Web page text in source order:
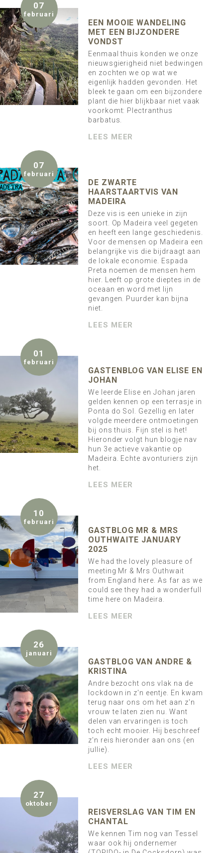
07
februari
EEN MOOIE WANDELING
MET EEN BIJZONDERE
VONDST
Eenmaal thuis konden we onze
nieuwsgierigheid niet bedwingen
en zochten we op wat we
eigenlijk hadden gevonden. Het
bleek te gaan om een bijzondere
plant die hier blijkbaar niet vaak
voorkomt: Plectranthus
barbatus.
LEES MEER
07
februari
DE ZWARTE
HAARSTAARTVIS VAN
MADEIRA
Deze vis is een unieke in zijn
soort. Op Madeira veel gegeten
en heeft een lange geschiedenis.
Voor de mensen op Madeira een
belangrijke vis die bijdraagt aan
de lokale economie. Espada
Preta noemen de mensen hem
hier. Leeft op grote dieptes in de
oceaan en word met lijn
gevangen. Puurder kan bijna
niet.
LEES MEER
01
februari
GASTENBLOG VAN ELISE EN
JOHAN
We leerde Elise en Johan jaren
gelden kennen op een terrasje in
Ponta do Sol. Gezellig en later
volgde meerdere ontmoetingen
bij ons thuis. Fijn stel is het!
Hieronder volgt hun blogje nav
hun 3e actieve vakantie op
Madeira. Echte avonturiers zijn
het.
LEES MEER
10
februari
GASTBLOG MR & MRS
OUTHWAITE JANUARY
2025
We had the lovely pleasure of
meeting Mr & Mrs Outhwait
from England here. As far as we
could see they had a wonderfull
time here on Madeira.
LEES MEER
26
januari
GASTBLOG VAN ANDRE &
KRISTINA
Andre bezocht ons vlak na de
lockdown in z'n eentje. En kwam
terug naar ons om het aan z'n
vrouw te laten zien nu. Want
delen van ervaringen is toch
toch echt mooier. Hij beschreef
z'n reis hieronder aan ons (en
jullie).
LEES MEER
27
oktober
REISVERSLAG VAN TIM EN
CHANTAL
We kennen Tim nog van Tessel
waar ook hij ondernemer